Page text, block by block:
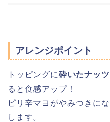
アレンジポイント
トッピングに砕いたナッ
ると食感アップ！
ピリ辛マヨがやみつきに
します。